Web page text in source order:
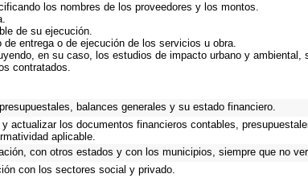
los nombres de los proveedores y los montos.
de su ejecución.
entrega o de ejecución de los servicios u obra.
en su caso, los estudios de impacto urbano y ambiental,
contratados.
balances generales y su estado financiero.
actualizar los documentos financieros contables,
aplicable.
con otros estados y con los municipios, siempre que no
con los sectores social y privado.